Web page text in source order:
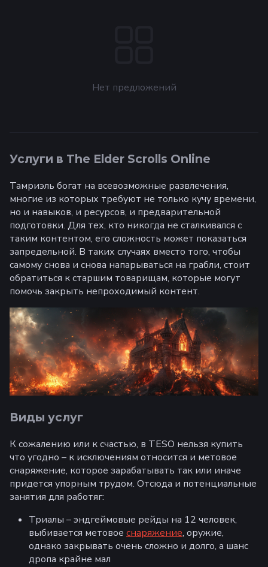
Нет предложений
Услуги в The Elder Scrolls Online
Тамриэль богат на всевозможные развлечения,
многие из которых требуют не только кучу времени,
но и навыков, и ресурсов, и предварительной
подготовки. Для тех, кто никогда не сталкивался с
таким контентом, его сложность может показаться
запредельной. В таких случаях вместо того, чтобы
самому снова и снова напарываться на грабли, стоит
обратиться к старшим товарищам, которые могут
помочь закрыть непроходимый контент.
Виды услуг
К сожалению или к счастью, в TESO нельзя купить
что угодно – к исключениям относится и метовое
снаряжение, которое зарабатывать так или иначе
придется упорным трудом. Отсюда и потенциальные
занятия для работяг:
Триалы – эндгеймовые рейды на 12 человек,
выбивается метовое снаряжение, оружие,
однако закрывать очень сложно и долго, а шанс
дропа крайне мал